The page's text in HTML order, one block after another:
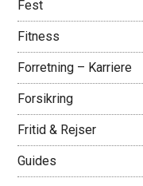
Fest
Fitness
Forretning – Karriere
Forsikring
Fritid & Rejser
Guides